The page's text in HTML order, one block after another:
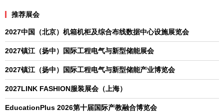
推荐展会
2027中国（北京）机箱机柜及综合布线数据中心设施展览会
2027镇江（扬中）国际工程电气与新型储能展会
2027镇江（扬中）国际工程电气与新型储能产业博览会
2027LINK FASHION服装展会（上海）
EducationPlus 2026第十届国际产教融合博览会